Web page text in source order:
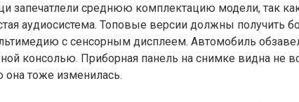
запечатлели среднюю комплектацию модели, так
аудиосистема. Топовые версии должны получить
с сенсорным дисплеем. Автомобиль
консолью. Приборная панель на снимке видна не
она тоже изменилась.